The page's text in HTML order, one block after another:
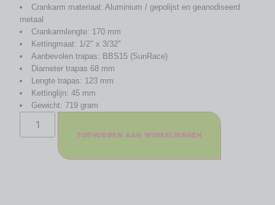
Crankarm materiaal: Aluminium / gepolijst en geanodiseerd
metaal
Crankarmlengte: 170 mm
Kettingmaat: 1/2″ x 3/32″
Aanbevolen trapas: BBS15 (SunRace)
Diameter trapas 68 mm
Lengte trapas: 123 mm
Kettinglijn: 45 mm
Gewicht: 719 gram
Toevoegen aan winkelwagen